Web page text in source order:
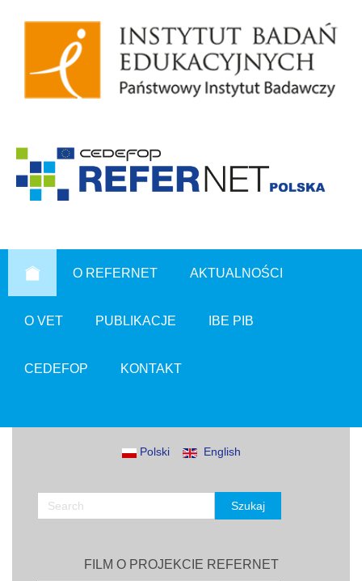
O REFERNET AKTUALNOŚCI
O VET PUBLIKACJE IBE PIB
CEDEFOP KONTAKT
Polski English
FILM O PROJEKCIE REFERNET